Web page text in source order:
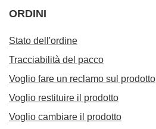
ORDINI
Stato dell'ordine
Tracciabilità del pacco
Voglio fare un reclamo sul prodotto
Voglio restituire il prodotto
Voglio cambiare il prodotto